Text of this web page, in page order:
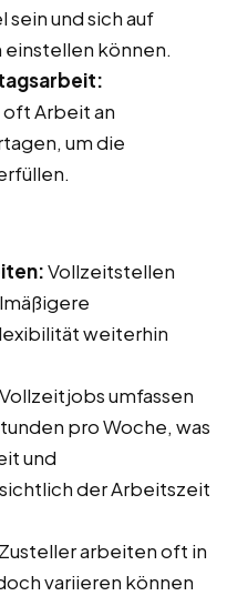
sein und sich auf
können.
Arbeit an
um die
Vollzeitstellen
weiterhin
Vollzeitjobs umfassen
pro Woche, was
und
der Arbeitszeit
arbeiten oft in
variieren können